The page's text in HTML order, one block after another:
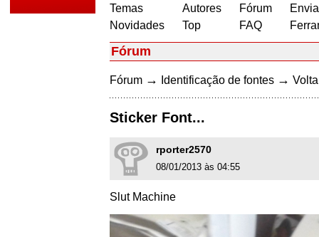
Temas
Novidades
Autores
Top
Fórum
FAQ
Fórum
Fórum → Identificação de fontes →
Sticker Font...
rporter2570
08/01/2013 às 04:55
Slut Machine